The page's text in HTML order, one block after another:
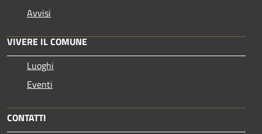
Avvisi
VIVERE IL COMUNE
Luoghi
Eventi
CONTATTI